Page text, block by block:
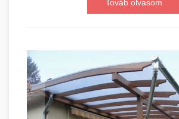
Továb olvasom